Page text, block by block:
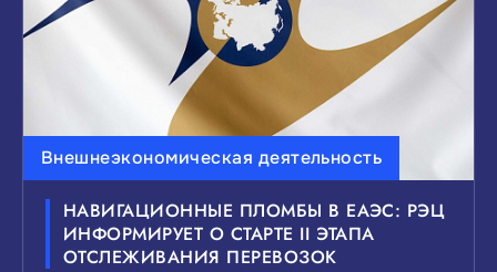
ВЫБЕРИТЕ ИНТЕРЕСУЮЩИЕ ВАС ТЕМЫ
Инвестиции
Малый и средний бизнес
Внешнеэкономическая деятельность
Мероприятия и выставки
Внешнеэкономическая деятельность
НАВИГАЦИОННЫЕ ПЛОМБЫ В ЕАЭС: РЭЦ
ИНФОРМИРУЕТ О СТАРТЕ II ЭТАПА
ОТСЛЕЖИВАНИЯ ПЕРЕВОЗОК